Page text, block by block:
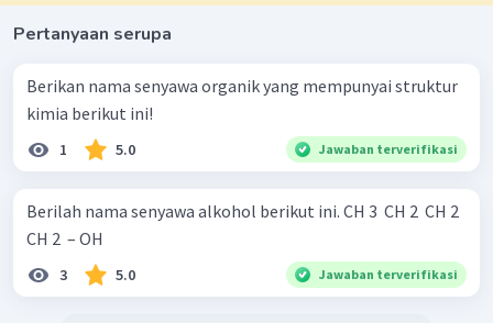
Pertanyaan serupa
Berikan nama senyawa organik yang mempunyai struktur
kimia berikut ini!
1 5.0 Jawaban terverifikasi
Berilah nama senyawa alkohol berikut ini. CH 3 ​ CH 2 ​ CH 2 ​
CH 2 ​ – OH
3 5.0 Jawaban terverifikasi